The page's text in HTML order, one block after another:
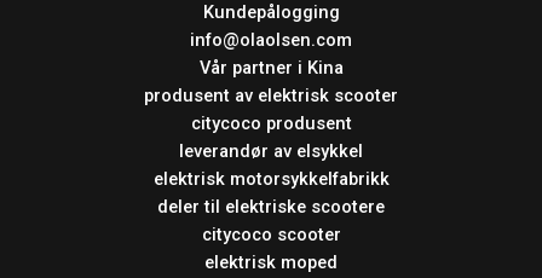
Kundepålogging
info@olaolsen.com
Vår partner i Kina
produsent av elektrisk scooter
citycoco produsent
leverandør av elsykkel
elektrisk motorsykkelfabrikk
deler til elektriske scootere
citycoco scooter
elektrisk moped